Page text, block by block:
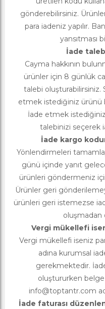
gönderebilirsiniz.
para iadeniz yapılır.
yansıtması
İade
Cayma hakkının
ürünler için 8 günlük
talebi oluşturabilirsiniz.
etmek istediğiniz ürünü
İade etmek
talebinizi seçerek
İade kargo
Yönlendirmeleri
günü içinde yanıt
ürünleri göndermeniz
Ürünler geri
ürünleri geri istemezse
oluşmadan
Vergi mükellefi
Vergi mükellefi iseniz
adına kurumsal
gerekmektedir.
oluştururken
info@toptantr.com
İade faturası